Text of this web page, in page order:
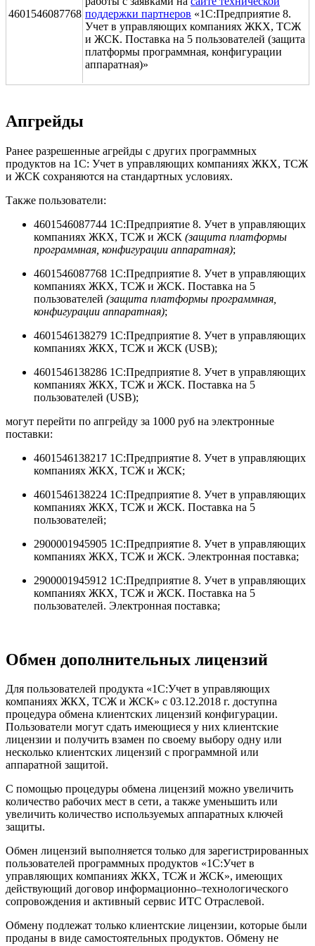
4601546087768 поддержки партнеров «1С:Предприятие 8.
Учет в управляющих компаниях ЖКХ, ТСЖ
и ЖСК. Поставка на 5 пользователей (защита
платформы программная, конфигурации
аппаратная)»
Апгрейды
Ранее разрешенные агрейды с других программных
продуктов на 1С: Учет в управляющих компаниях ЖКХ, ТСЖ
и ЖСК сохраняются на стандартных условиях.
Также пользователи:
4601546087744 1С:Предприятие 8. Учет в управляющих
компаниях ЖКХ, ТСЖ и ЖСК (защита платформы
программная, конфигурации аппаратная);
4601546087768 1С:Предприятие 8. Учет в управляющих
компаниях ЖКХ, ТСЖ и ЖСК. Поставка на 5
пользователей (защита платформы программная,
конфигурации аппаратная);
4601546138279 1С:Предприятие 8. Учет в управляющих
компаниях ЖКХ, ТСЖ и ЖСК (USB);
4601546138286 1С:Предприятие 8. Учет в управляющих
компаниях ЖКХ, ТСЖ и ЖСК. Поставка на 5
пользователей (USB);
могут перейти по апгрейду за 1000 руб на электронные
поставки:
4601546138217 1C:Предприятие 8. Учет в управляющих
компаниях ЖКХ, ТСЖ и ЖСК;
4601546138224 1C:Предприятие 8. Учет в управляющих
компаниях ЖКХ, ТСЖ и ЖСК. Поставка на 5
пользователей;
2900001945905 1C:Предприятие 8. Учет в управляющих
компаниях ЖКХ, ТСЖ и ЖСК. Электронная поставка;
2900001945912 1C:Предприятие 8. Учет в управляющих
компаниях ЖКХ, ТСЖ и ЖСК. Поставка на 5
пользователей. Электронная поставка;
Обмен дополнительных лицензий
Для пользователей продукта «1С:Учет в управляющих
компаниях ЖКХ, ТСЖ и ЖСК» с 03.12.2018 г. доступна
процедура обмена клиентских лицензий конфигурации.
Пользователи могут сдать имеющиеся у них клиентские
лицензии и получить взамен по своему выбору одну или
несколько клиентских лицензий с программной или
аппаратной защитой.
С помощью процедуры обмена лицензий можно увеличить
количество рабочих мест в сети, а также уменьшить или
увеличить количество используемых аппаратных ключей
защиты.
Обмен лицензий выполняется только для зарегистрированных
пользователей программных продуктов «1С:Учет в
управляющих компаниях ЖКХ, ТСЖ и ЖСК», имеющих
действующий договор информационно–технологического
сопровождения и активный сервис ИТС Отраслевой.
Обмену подлежат только клиентские лицензии, которые были
проданы в виде самостоятельных продуктов. Обмену не